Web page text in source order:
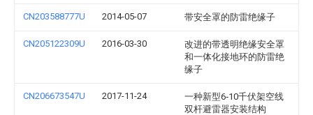
CN203588777U 2014-05-07 带安全罩的防雷绝缘子
CN205122309U 2016-03-30
改进的带透明绝缘安全罩
和一体化接地环的防雷绝
缘子
CN206673547U 2017-11-24
一种新型6‑10千伏架空线
双杆避雷器安装结构